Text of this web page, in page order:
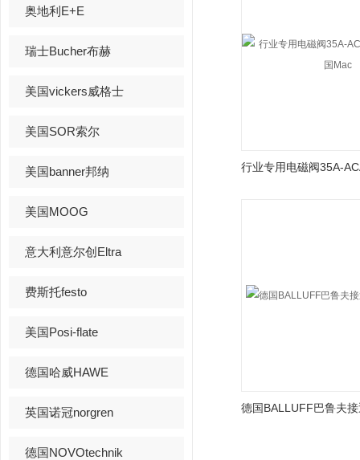
奥地利E+E
瑞士Bucher布赫
美国vickers威格士
美国SOR索尔
美国banner邦纳
美国MOOG
意大利意尔创Eltra
费斯托festo
美国Posi-flate
德国哈威HAWE
英国诺冠norgren
德国NOVOtechnik